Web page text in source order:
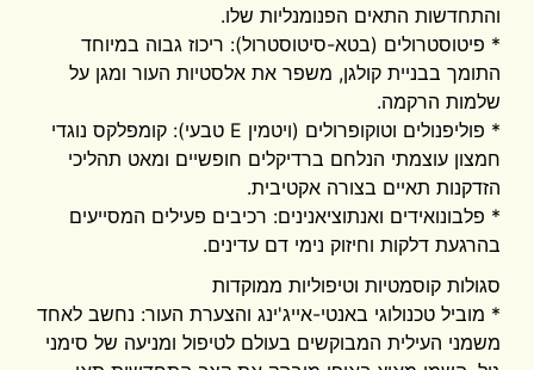
והתחדשות התאים הפנומנליות שלו.
* פיטוסטרולים (בטא-סיטוסטרול): ריכוז גבוה במיוחד
התומך בבניית קולגן, משפר את אלסטיות העור ומגן על
שלמות הרקמה.
* פוליפנולים וטוקופרולים (ויטמין E טבעי): קומפלקס נוגדי
חמצון עוצמתי הנלחם ברדיקלים חופשיים ומאט תהליכי
הזדקנות תאיים בצורה אקטיבית.
* פלבונואידים ואנתוציאנינים: רכיבים פעילים המסייעים
בהרגעת דלקות וחיזוק נימי דם עדינים.
סגולות קוסמטיות וטיפוליות ממוקדות
* מוביל טכנולוגי באנטי-אייג'ינג והצערת העור: נחשב לאחד
משמני העילית המבוקשים בעולם לטיפול ומניעה של סימני